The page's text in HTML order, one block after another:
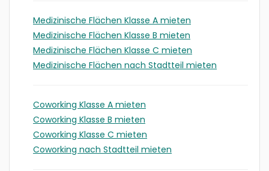
Medizinische Flächen Klasse A mieten
Medizinische Flächen Klasse B mieten
Medizinische Flächen Klasse C mieten
Medizinische Flächen nach Stadtteil mieten
Coworking Klasse A mieten
Coworking Klasse B mieten
Coworking Klasse C mieten
Coworking nach Stadtteil mieten